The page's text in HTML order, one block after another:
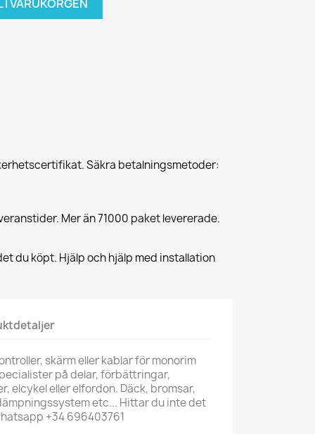
I VARUKORGEN
Säkra betalningsmetoder:
Mer än 71000 paket levererade.
du köpt. Hjälp och hjälp med installation
skärm eller kablar för monorim
på delar, förbättringar,
elcykel eller elfordon. Däck, bromsar,
etc... Hittar du inte det
+34 696403761